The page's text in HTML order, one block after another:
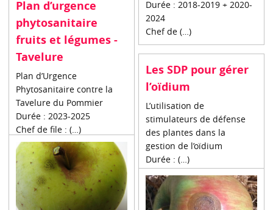
Plan d’urgence
phytosanitaire
fruits et légumes -
Tavelure
Plan d’Urgence
Phytosanitaire contre la
Tavelure du Pommier
Durée : 2023-2025
Chef de file : (…)
Durée : 2018-2019 + 2020-
2024
Chef de (…)
Les SDP pour gérer
l’oïdium
L’utilisation de
stimulateurs de défense
des plantes dans la
gestion de l’oïdium
Durée : (…)